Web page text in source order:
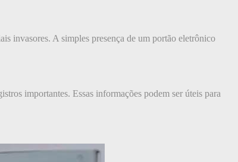
invasores. A simples presença de um portão eletrônico
importantes. Essas informações podem ser úteis para